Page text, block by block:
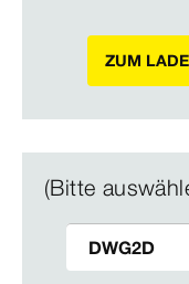
ZUM
(Bitte